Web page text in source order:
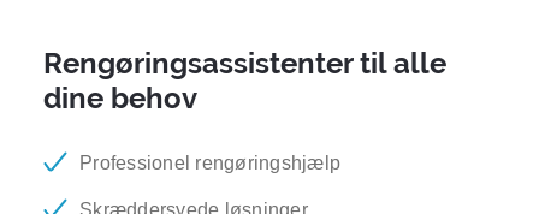
Rengøringsassistenter til alle
dine behov
Professionel rengøringshjælp
Skræddersyede løsninger